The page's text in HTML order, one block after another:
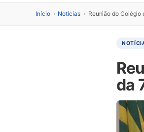
Início › Notícias › Reunião do Colégio
da